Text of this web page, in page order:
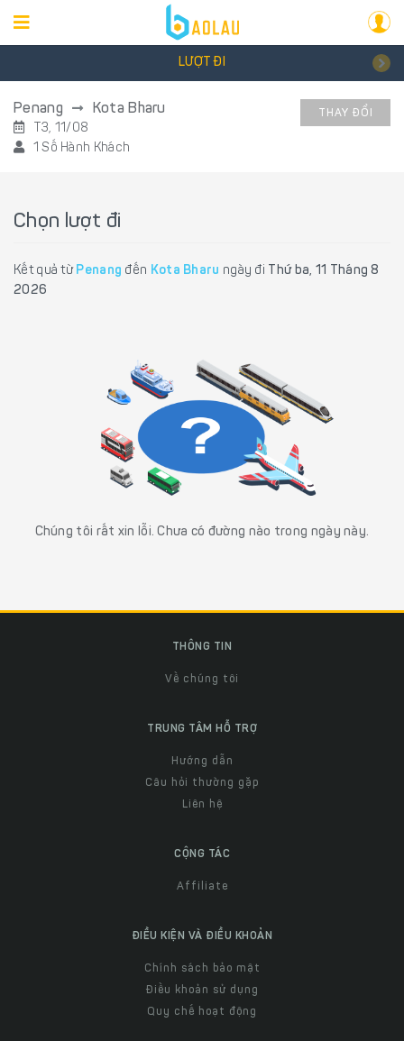
LƯỢT ĐI
Penang Kota Bharu
T3, 11/08
1 Số Hành Khách
THAY ĐỔI
Chọn lượt đi
Kết quả từ Penang đến Kota Bharu ngày đi Thứ ba, 11 Tháng 8
2026
Chúng tôi rất xin lỗi. Chưa có đường nào trong ngày này.
THÔNG TIN
Về chúng tôi
TRUNG TÂM HỖ TRỢ
Hướng dẫn
Câu hỏi thường gặp
Liên hệ
CỘNG TÁC
Affiliate
ĐIỀU KIỆN VÀ ĐIỀU KHOẢN
Chính sách bảo mật
Điều khoản sử dụng
Quy chế hoạt động